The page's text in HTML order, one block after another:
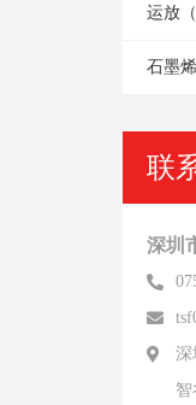
运放
石墨
联
深圳
深
智